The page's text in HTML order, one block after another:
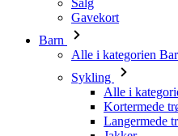
Sykling
Alle i
Langermede
Jakker
Shorts
Lange bukser
Varmere
Hansker